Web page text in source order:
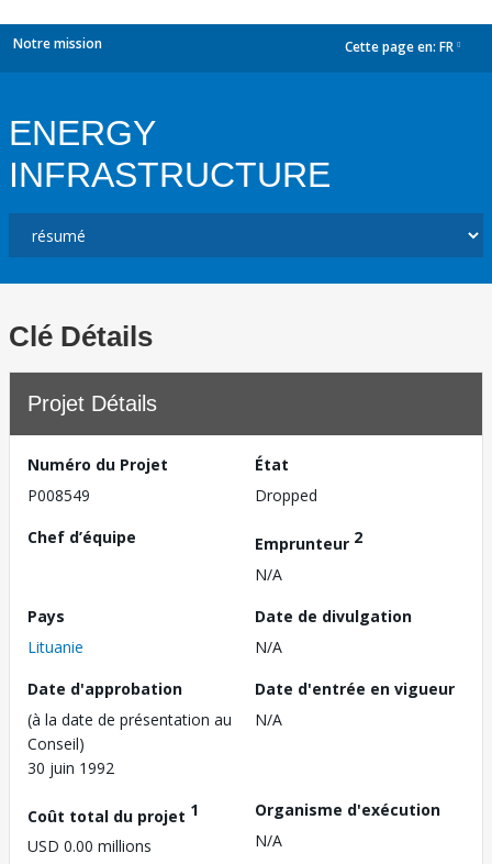
Notre mission Cette page en: FR
ENERGY
INFRASTRUCTURE
Clé Détails
Projet Détails
Numéro du Projet
P008549
État
Dropped
Chef d’équipe
Emprunteur 2
N/A
Pays
Lituanie
Date de divulgation
N/A
Date d'approbation
(à la date de présentation au
Conseil)
30 juin 1992
Date d'entrée en vigueur
N/A
Coût total du projet 1
USD 0.00 millions
Organisme d'exécution
N/A